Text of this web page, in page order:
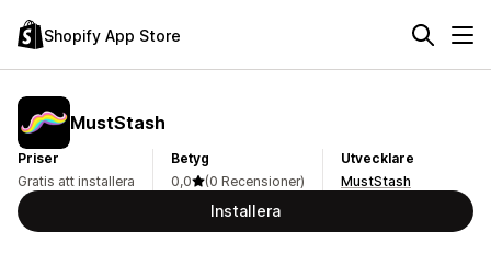
Shopify App Store
MustStash
Priser
Gratis att installera
Betyg
0,0
(0 Recensioner)
Utvecklare
MustStash
Installera